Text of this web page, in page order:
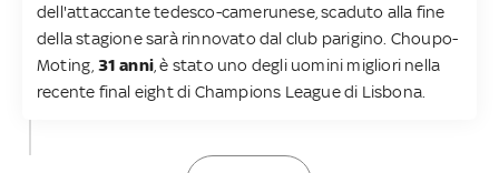
dell'attaccante tedesco-camerunese, scaduto alla fine
della stagione sarà rinnovato dal club parigino. Choupo-
Moting, 31 anni , è stato uno degli uomini migliori nella
recente final eight di Champions League di Lisbona.